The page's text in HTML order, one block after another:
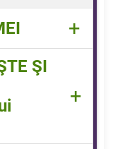
+
video
ŞI
+